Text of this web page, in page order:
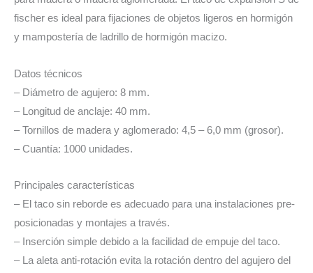
fischer es ideal para fijaciones de objetos ligeros en hormigón
y mampostería de ladrillo de hormigón macizo.
Datos técnicos
– Diámetro de agujero: 8 mm.
– Longitud de anclaje: 40 mm.
– Tornillos de madera y aglomerado: 4,5 – 6,0 mm (grosor).
– Cuantía: 1000 unidades.
Principales características
– El taco sin reborde es adecuado para una instalaciones pre-
posicionadas y montajes a través.
– Inserción simple debido a la facilidad de empuje del taco.
– La aleta anti-rotación evita la rotación dentro del agujero del